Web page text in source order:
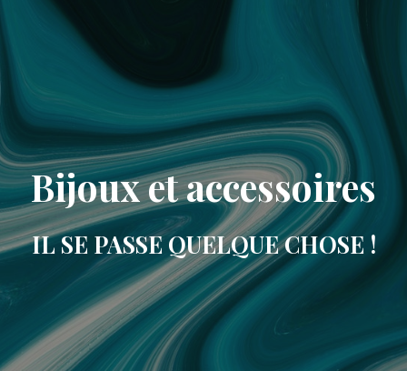
Bijoux et accessoires
IL SE PASSE QUELQUE CHOSE !